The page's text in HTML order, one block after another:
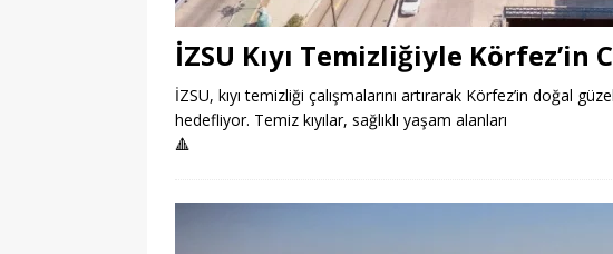
İZSU Kıyı Temizliğiyle Körfez’in
İZSU, kıyı temizliği çalışmalarını artırarak Körfez’in doğal
hedefliyor. Temiz kıyılar, sağlıklı yaşam alanları
🔺